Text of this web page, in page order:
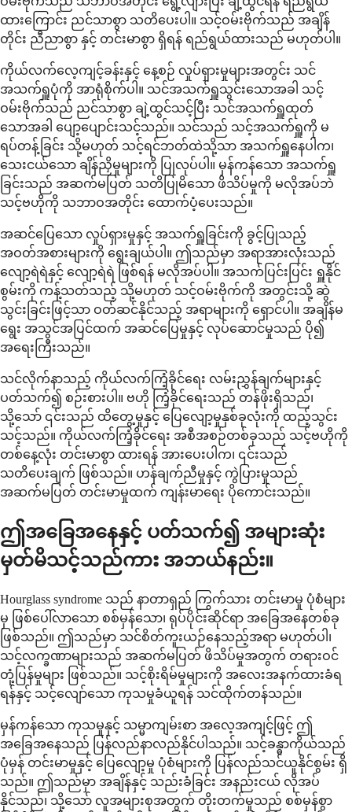
ထားကြောင်း ညင်သာစွာ သတိပေးပါ။ သင့်ဝမ်းဗိုက်သည် အချိန်
တိုင်း ညီညာစွာ နှင့် တင်းမာစွာ ရှိရန် ရည်ရွယ်ထားသည် မဟုတ်ပါ။
ကိုယ်လက်လေ့ကျင့်ခန်းနှင့် နေ့စဉ် လှုပ်ရှားမှုများအတွင်း သင်
အသက်ရှူပုံကို အာရုံစိုက်ပါ။ သင်အသက်ရှူသွင်းသောအခါ သင့်
ဝမ်းဗိုက်သည် ညင်သာစွာ ချဲ့ထွင်သင့်ပြီး သင်အသက်ရှူထုတ်
သောအခါ ပျော့ပျောင်းသင့်သည်။ သင်သည် သင့်အသက်ရှူကို မ
ရပ်တန့်ခြင်း သို့မဟုတ် သင့်ရင်ဘတ်ထဲသို့သာ အသက်ရှူနေပါက၊
သေးငယ်သော ချိန်ညှိမှုများကို ပြုလုပ်ပါ။ မှန်ကန်သော အသက်ရှူ
ခြင်းသည် အဆက်မပြတ် သတိပြုမိသော ဖိသိပ်မှုကို မလိုအပ်ဘဲ
သင့်ဗဟိုကို သဘာဝအတိုင်း ထောက်ပံ့ပေးသည်။
အဆင်ပြေသော လှုပ်ရှားမှုနှင့် အသက်ရှူခြင်းကို ခွင့်ပြုသည့်
အဝတ်အစားများကို ရွေးချယ်ပါ။ ဤသည်မှာ အရာအားလုံးသည်
လျော့ရဲရဲနှင့် လျော့ရဲရဲ ဖြစ်ရန် မလိုအပ်ပါ။ အသက်ပြင်းပြင်း ရှူနိုင်
စွမ်းကို ကန့်သတ်သည့် သို့မဟုတ် သင့်ဝမ်းဗိုက်ကို အတွင်းသို့ ဆွဲ
သွင်းခြင်းဖြင့်သာ ဝတ်ဆင်နိုင်သည့် အရာများကို ရှောင်ပါ။ အချိန်မ
ရွေး အသွင်အပြင်ထက် အဆင်ပြေမှုနှင့် လုပ်ဆောင်မှုသည် ပို၍
အရေးကြီးသည်။
သင်လိုက်နာသည့် ကိုယ်လက်ကြံ့ခိုင်ရေး လမ်းညွှန်ချက်များနှင့်
ပတ်သက်၍ စဉ်းစားပါ။ ဗဟို ကြံ့ခိုင်ရေးသည် တန်ဖိုးရှိသည်၊
သို့သော် ၎င်းသည် ထိတွေ့မှုနှင့် ပြေလျော့မှုနှစ်ခုလုံးကို ထည့်သွင်း
သင့်သည်။ ကိုယ်လက်ကြံ့ခိုင်ရေး အစီအစဉ်တစ်ခုသည် သင့်ဗဟိုကို
တစ်နေ့လုံး တင်းမာစွာ ထားရန် အားပေးပါက၊ ၎င်းသည်
သတိပေးချက် ဖြစ်သည်။ ဟန်ချက်ညီမှုနှင့် ကွဲပြားမှုသည်
အဆက်မပြတ် တင်းမာမှုထက် ကျန်းမာရေး ပိုကောင်းသည်။
ဤအခြေအနေနှင့် ပတ်သက်၍ အများဆုံး
မှတ်မိသင့်သည်ကား အဘယ်နည်း။
Hourglass syndrome သည် နာတာရှည် ကြွက်သား တင်းမာမှု ပုံစံများ
မှ ဖြစ်ပေါ်လာသော စစ်မှန်သော၊ ရုပ်ပိုင်းဆိုင်ရာ အခြေအနေတစ်ခု
ဖြစ်သည်။ ဤသည်မှာ သင်စိတ်ကူးယဉ်နေသည့်အရာ မဟုတ်ပါ၊
သင့်လက္ခဏာများသည် အဆက်မပြတ် ဖိသိပ်မှုအတွက် တရားဝင်
တုံ့ပြန်မှုများ ဖြစ်သည်။ သင့်စိုးရိမ်မှုများကို အလေးအနက်ထားခံရ
ရန်နှင့် သင့်လျော်သော ကုသမှုခံယူရန် သင်ထိုက်တန်သည်။
မှန်ကန်သော ကုသမှုနှင့် သမ္မာကျမ်းစာ အလေ့အကျင့်ဖြင့် ဤ
အခြေအနေသည် ပြန်လည်နာလည်နိုင်ပါသည်။ သင့်ခန္ဓာကိုယ်သည်
ပုံမှန် တင်းမာမှုနှင့် ပြေလျော့မှု ပုံစံများကို ပြန်လည်သင်ယူနိုင်စွမ်း ရှိ
သည်။ ဤသည်မှာ အချိန်နှင့် သည်းခံခြင်း အနည်းငယ် လိုအပ်
နိုင်သည်၊ သို့သော် လူအများစုအတွက် တိုးတက်မှုသည် စစ်မှန်စွာ